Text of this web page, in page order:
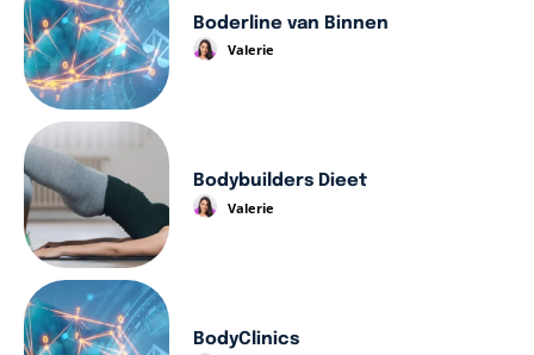
Boderline van Binnen
Valerie
Bodybuilders Dieet
Valerie
BodyClinics